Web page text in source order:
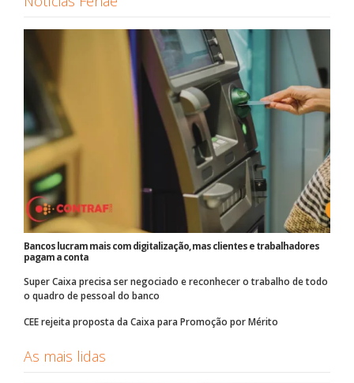
Bancos lucram mais com digitalização, mas clientes e trabalhadores
pagam a conta
Super Caixa precisa ser negociado e reconhecer o trabalho de todo
o quadro de pessoal do banco
CEE rejeita proposta da Caixa para Promoção por Mérito
As mais lidas